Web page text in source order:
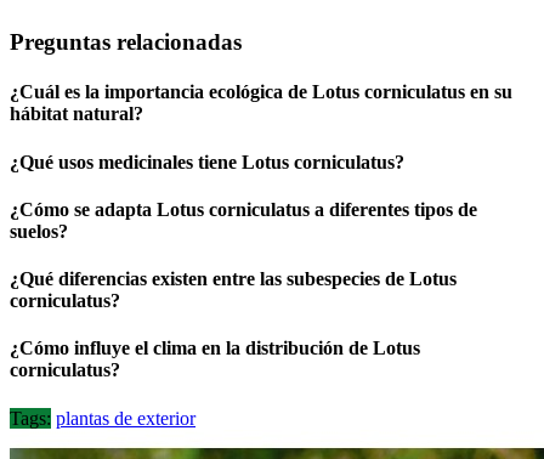
Preguntas relacionadas
¿Cuál es la importancia ecológica de Lotus corniculatus en su
hábitat natural?
¿Qué usos medicinales tiene Lotus corniculatus?
¿Cómo se adapta Lotus corniculatus a diferentes tipos de
suelos?
¿Qué diferencias existen entre las subespecies de Lotus
corniculatus?
¿Cómo influye el clima en la distribución de Lotus
corniculatus?
Tags: plantas de exterior